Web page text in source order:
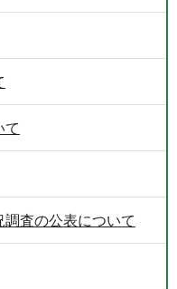
て
査の公表について